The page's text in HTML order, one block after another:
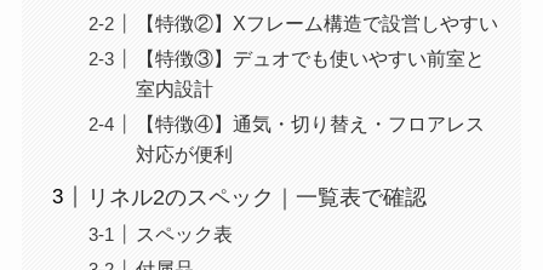
【特徴②】Xフレーム構造で設営しやすい
【特徴③】デュオでも使いやすい前室と
室内設計
【特徴④】通気・切り替え・フロアレス
対応が便利
リネル2のスペック｜一覧表で確認
スペック表